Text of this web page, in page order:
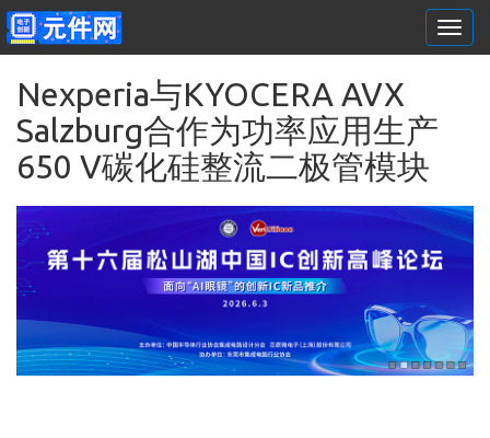
Nexperia与KYOCERA AVX
Salzburg合作为功率应用生产
650 V碳化硅整流二极管模块